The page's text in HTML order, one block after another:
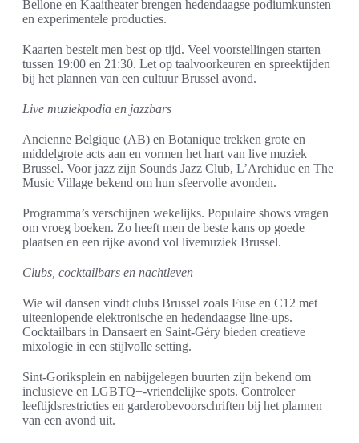
Bellone en Kaaitheater brengen hedendaagse podiumkunsten
en experimentele producties.
Kaarten bestelt men best op tijd. Veel voorstellingen starten
tussen 19:00 en 21:30. Let op taalvoorkeuren en spreektijden
bij het plannen van een cultuur Brussel avond.
Live muziekpodia en jazzbars
Ancienne Belgique (AB) en Botanique trekken grote en
middelgrote acts aan en vormen het hart van live muziek
Brussel. Voor jazz zijn Sounds Jazz Club, L’Archiduc en The
Music Village bekend om hun sfeervolle avonden.
Programma’s verschijnen wekelijks. Populaire shows vragen
om vroeg boeken. Zo heeft men de beste kans op goede
plaatsen en een rijke avond vol livemuziek Brussel.
Clubs, cocktailbars en nachtleven
Wie wil dansen vindt clubs Brussel zoals Fuse en C12 met
uiteenlopende elektronische en hedendaagse line-ups.
Cocktailbars in Dansaert en Saint-Géry bieden creatieve
mixologie in een stijlvolle setting.
Sint-Goriksplein en nabijgelegen buurten zijn bekend om
inclusieve en LGBTQ+-vriendelijke spots. Controleer
leeftijdsrestricties en garderobevoorschriften bij het plannen
van een avond uit.